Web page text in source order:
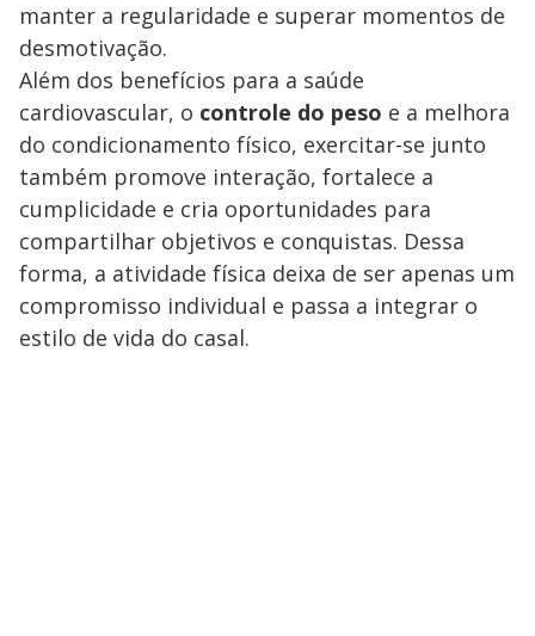
manter a regularidade e superar momentos de
desmotivação.
Além dos benefícios para a saúde
cardiovascular, o controle do peso e a melhora
do condicionamento físico, exercitar-se junto
também promove interação, fortalece a
cumplicidade e cria oportunidades para
compartilhar objetivos e conquistas. Dessa
forma, a atividade física deixa de ser apenas um
compromisso individual e passa a integrar o
estilo de vida do casal.